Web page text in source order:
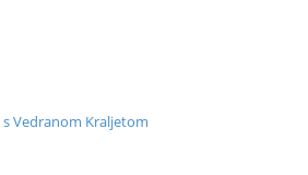
s Vedranom Kraljetom